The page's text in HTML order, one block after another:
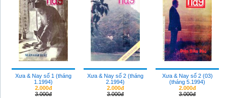
Xưa & Nay số 1 (tháng
1.1994)
2.000đ
3.000đ
Xưa & Nay số 2 (tháng
2.1994)
2.000đ
3.000đ
Xưa & Nay số 2 (03)
(tháng 5.1994)
2.000đ
3.000đ